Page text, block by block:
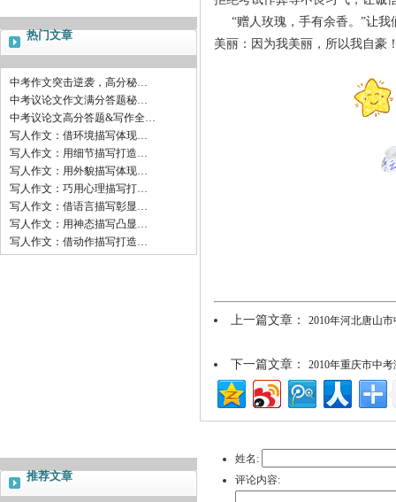
热门文章
中考作文突击逆袭，高分秘…
中考议论文作文满分答题秘…
中考议论文高分答题&写作全…
写人作文：借环境描写体现…
写人作文：用细节描写打造…
写人作文：用外貌描写体现…
写人作文：巧用心理描写打…
写人作文：借语言描写彰显…
写人作文：用神态描写凸显…
写人作文：借动作描写打造…
推荐文章
“赠人玫瑰，手有余香。”让我
美丽：因为我美丽，所以我自豪
上一篇文章： 2010年河北唐山
下一篇文章： 2010年重庆市中
姓名:
评论内容: